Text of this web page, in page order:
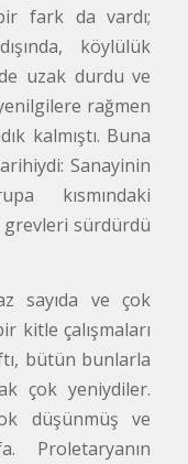
fark da vardı;
köylülük
uzak durdu ve
rağmen
kalmıştı. Buna
Sanayinin
kısmındaki
grevleri sürdürdü
sayıda ve çok
kitle çalışmaları
bütün bunlarla
çok yeniydiler.
düşünmüş ve
Proletaryanın